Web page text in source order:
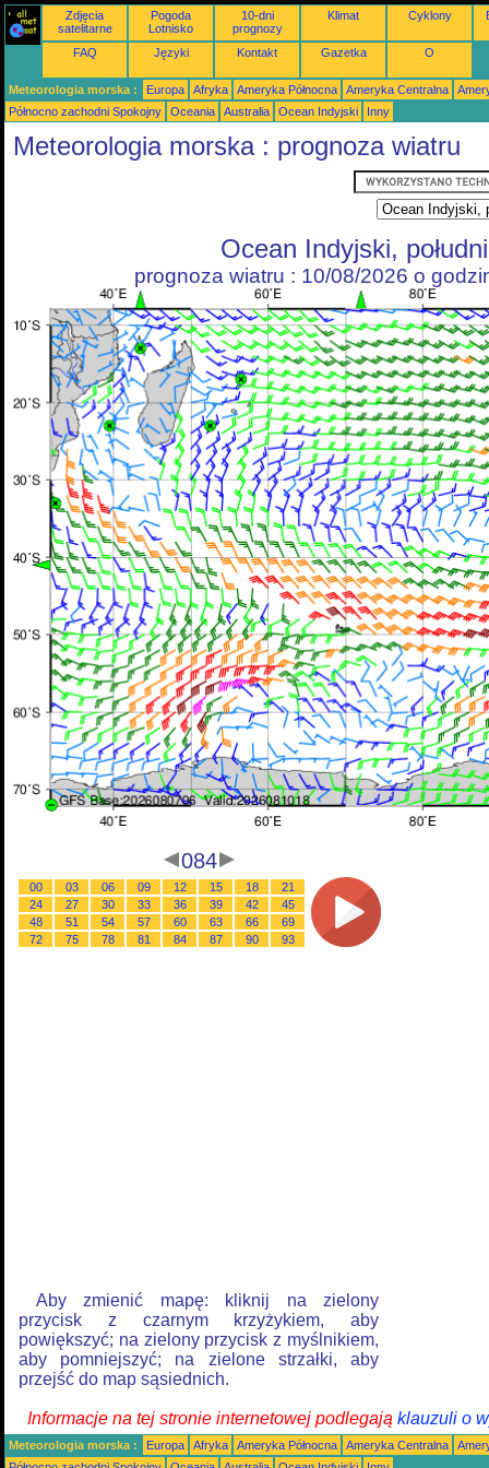
Zdjęcia
satelitarne
Pogoda
Lotnisko
10-dni
prognozy
Klimat Cyklony
FAQ Języki Kontakt Gazetka O
Meteorologia morska : Europa Afryka Ameryka Północna Ameryka Centralna
Północno zachodni Spokojny
Oceania Australia Ocean Indyjski Inny
Meteorologia morska : prognoza wiatru
Ocean Indyjski,
prognoza wiatru : 10/08/2026 o
084
00 03 06 09 12 15 18
21
24
27 30 33 36 39 42
45
48
51 54 57 60 63 66
69
72
75 78 81 84 87 90 93
Aby zmienić mapę: kliknij na zielony
przycisk z czarnym krzyżykiem, aby
powiększyć; na zielony przycisk z myślnikiem,
aby pomniejszyć; na zielone strzałki, aby
przejść do map sąsiednich.
Informacje na tej stronie internetowej podlegają klauzuli o
Meteorologia morska : Europa Afryka Ameryka Północna Ameryka Centralna